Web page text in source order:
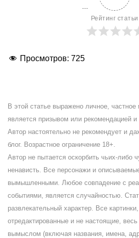
Рейтинг статьи
Просмотров: 725
В этой статье выражено личное, частное
является призывом или рекомендацией
Автор настоятельно не рекомендует и
блог. Возрастное ограничение 18+.
Автор не пытается оскорбить чьих-либо
ненависть. Все персонажи и
вымышленными. Любое совпадение с
событиями, является случайностью.
развлекательный характер. Все
отредактированные и не настоящие, весь
вымыслом (включая названия, имена,